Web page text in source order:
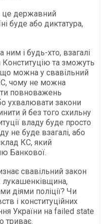
це державний
буде або диктатура,
і будь-хто, взагалі
Конституцію та зможуть
можна у свавільний
чому не можна
повноважень
ухвалювати закони
й без того схильну
владу буде просто
не буде взагалі, або
КС, який
Банкової.
свавільний закон
лукашенківщина,
діями поліції? Чи
і конституційних
України на failed state
триває.